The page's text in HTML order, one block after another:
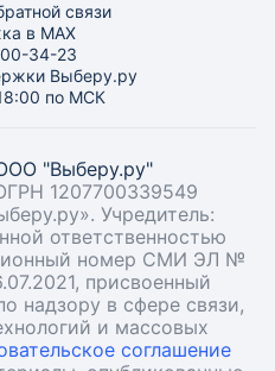
связи
в MAX
34-23
Выберу.ру
по МСК
"Выберу.ру"
1207700339549
Учредитель:
ответственностью
номер СМИ ЭЛ №
присвоенный
надзору в сфере связи,
и массовых
соглашение